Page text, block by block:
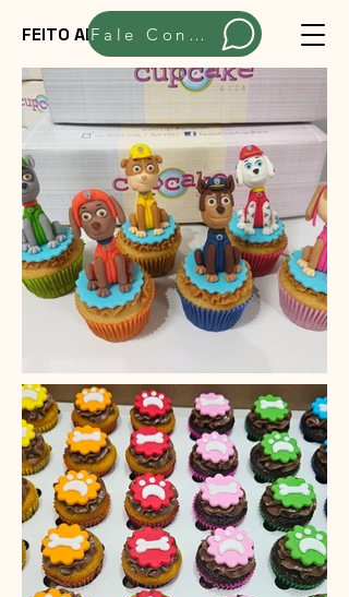
FEITO ARTESANALMENTE
Fale Conosco